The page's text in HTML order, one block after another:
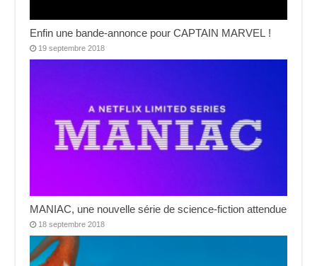
Enfin une bande-annonce pour CAPTAIN MARVEL !
19 septembre 2018
MANIAC, une nouvelle série de science-fiction attendue
18 septembre 2018